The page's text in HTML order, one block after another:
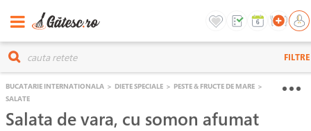
FILTRE
BUCATARIE INTERNATIONALA > DIETE SPECIALE > PESTE & FRUCTE DE MARE >
SALATE
Salata de vara, cu somon afumat